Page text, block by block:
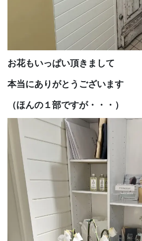
お花もいっぱい頂きまして
本当にありがとうございます
（ほんの１部ですが・・・）